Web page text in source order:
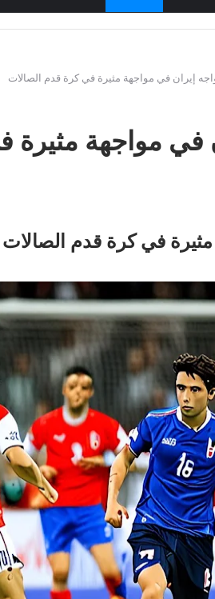
إيران في مواجهة مثيرة في كرة قدم الصالات
في مواجهة مثيرة
في كرة قدم الصالات